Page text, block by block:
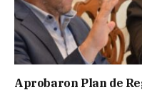
Aprobaron Plan de